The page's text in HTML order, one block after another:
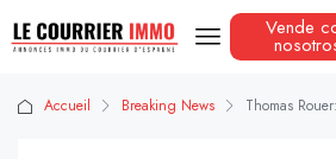
Vende
Accueil Breaking News Thomas